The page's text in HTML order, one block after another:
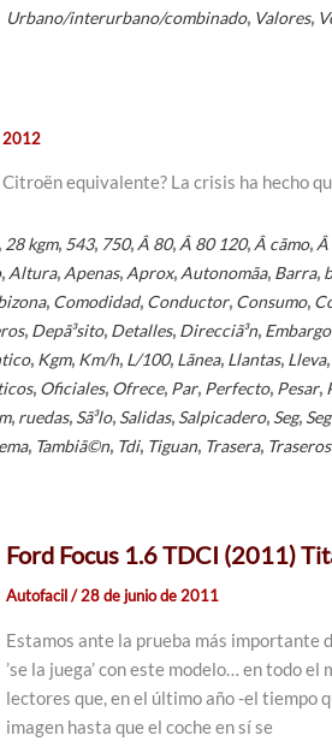
Urbano/interurbano/combinado, Valores,
2012
equivalente? La crisis ha hecho
28 kgm, 543, 750, Â 80, Â 80 120, Â cãmo, Â
, Altura, Apenas, Aprox, Autonomã­a, Barra,
, Comodidad, Conductor, Consumo,
, Depã³sito, Detalles, Direcciã³n, Embargo
, Kgm, Km/h, L/100, Lã­nea, Llantas, Lleva,
, Oficiales, Ofrece, Par, Perfecto, Pesar,
, ruedas, Sã³lo, Salidas, Salpicadero, Seg,
, Tambiã©n, Tdi, Tiguan, Trasera, Traseros
Ford Focus 1.6 TDCI (2011)
Autofacil/28 de junio de 2011
Estamos ante la prueba más importante
’se la juega’ con este modelo… en todo
lectores que, en el último año -el tiempo
imagen hasta que el coche en sí se